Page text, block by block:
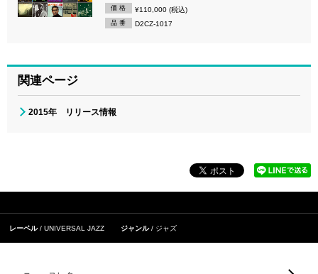
価 格 ¥110,000 (税込)
品 番 D2CZ-1017
関連ページ
2015年 リリース情報
レーベル UNIVERSAL JAZZ ジャンル ジャズ